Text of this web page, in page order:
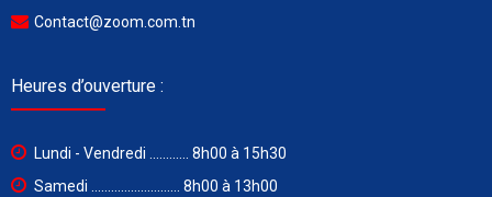
Contact@zoom.com.tn
Heures d’ouverture :
Lundi - Vendredi ............ 8h00 à 15h30
Samedi ........................... 8h00 à 13h00